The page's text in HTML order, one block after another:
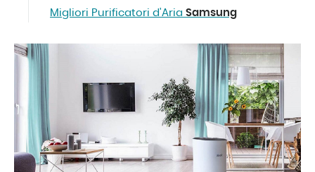
Migliori Purificatori d'Aria Samsung